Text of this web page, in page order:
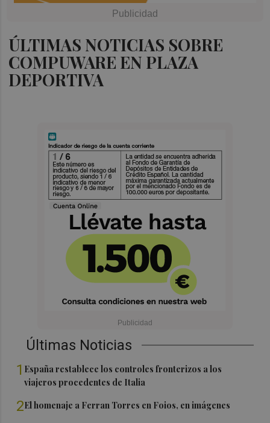
ÚLTIMAS NOTICIAS SOBRE
COMPUWARE EN PLAZA
DEPORTIVA
Últimas Noticias
1 España restablece los controles fronterizos a los
viajeros procedentes de Italia
2El homenaje a Ferran Torres en Foios, en imágenes